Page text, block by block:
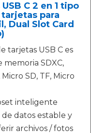
C 2 en 1 tipo
para
Dual Slot Card
tarjetas USB C es
SDXC,
Micro SD, TF, Micro
inteligente
datos estable y
archivos / fotos